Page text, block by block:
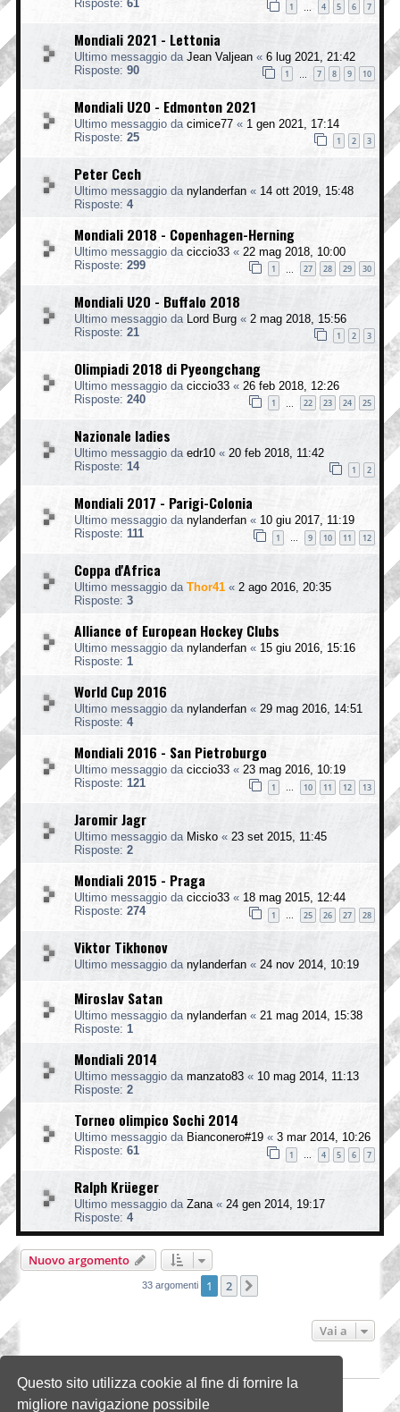
Questo sito utilizza cookie al fine di fornire la
migliore navigazione possibile
Risposte: 61 1 4 5 6 7
Mondiali 2021 - Lettonia
Ultimo messaggio da Jean Valjean « 6 lug 2021, 21:42
Risposte: 90 1 7 8 9 10
Mondiali U20 - Edmonton 2021
Ultimo messaggio da cimice77 « 1 gen 2021, 17:14
Risposte: 25 1 2 3
Peter Cech
Ultimo messaggio da nylanderfan « 14 ott 2019, 15:48
Risposte: 4
Mondiali 2018 - Copenhagen-Herning
Ultimo messaggio da ciccio33 « 22 mag 2018, 10:00
Risposte: 299 1 27 28 29 30
Mondiali U20 - Buffalo 2018
Ultimo messaggio da Lord Burg « 2 mag 2018, 15:56
Risposte: 21 1 2 3
Olimpiadi 2018 di Pyeongchang
Ultimo messaggio da ciccio33 « 26 feb 2018, 12:26
Risposte: 240 1 22 23 24 25
Nazionale ladies
Ultimo messaggio da edr10 « 20 feb 2018, 11:42
Risposte: 14 1 2
Mondiali 2017 - Parigi-Colonia
Ultimo messaggio da nylanderfan « 10 giu 2017, 11:19
Risposte: 111 1 9 10 11 12
Coppa d'Africa
Ultimo messaggio da Thor41 « 2 ago 2016, 20:35
Risposte: 3
Alliance of European Hockey Clubs
Ultimo messaggio da nylanderfan « 15 giu 2016, 15:16
Risposte: 1
World Cup 2016
Ultimo messaggio da nylanderfan « 29 mag 2016, 14:51
Risposte: 4
Mondiali 2016 - San Pietroburgo
Ultimo messaggio da ciccio33 « 23 mag 2016, 10:19
Risposte: 121 1 … 10 11 12 13
Jaromir Jagr
Ultimo messaggio da Misko « 23 set 2015, 11:45
Risposte: 2
Mondiali 2015 - Praga
Ultimo messaggio da ciccio33 « 18 mag 2015, 12:44
Risposte: 274 1 … 25 26 27 28
Viktor Tikhonov
Ultimo messaggio da nylanderfan « 24 nov 2014, 10:19
Miroslav Satan
Ultimo messaggio da nylanderfan « 21 mag 2014, 15:38
Risposte: 1
Mondiali 2014
Ultimo messaggio da manzato83 « 10 mag 2014, 11:13
Risposte: 2
Torneo olimpico Sochi 2014
Ultimo messaggio da Bianconero#19 « 3 mar 2014, 10:26
Risposte: 61 1 … 4 5 6 7
Ralph Krüeger
Ultimo messaggio da Zana« 24 gen 2014, 19:17
Risposte: 4
Nuovo argomento
33 argomenti 1 2
Vai a
Non puoiaprire nuovi argomenti
Non puoi rispondere negli argomenti